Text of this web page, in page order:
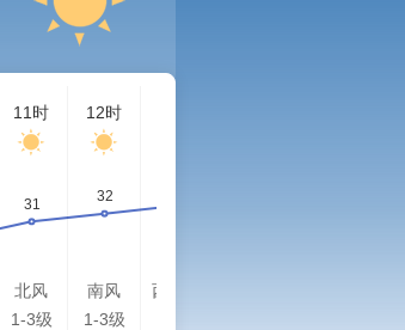
11时
北风
1-3级
12时
南风
1-3级
西南风